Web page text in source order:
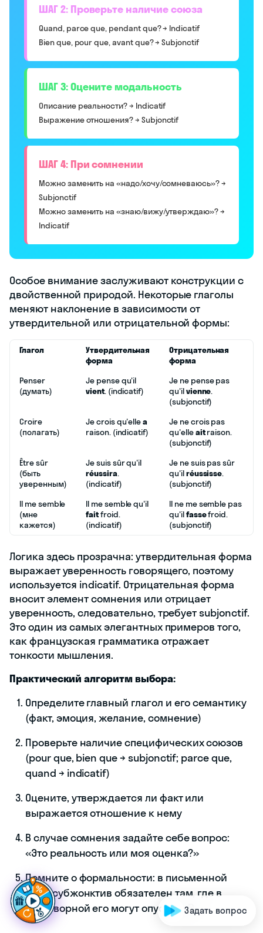
ШАГ 2: Проверьте наличие союза
Quand, parce que, pendant que? → Indicatif
Bien que, pour que, avant que? → Subjonctif
ШАГ 3: Оцените модальность
Описание реальности? → Indicatif
Выражение отношения? → Subjonctif
ШАГ 4: При сомнении
Можно заменить на «надо/хочу/сомневаюсь»? →
Subjonctif
Можно заменить на «знаю/вижу/утверждаю»? →
Indicatif
Особое внимание заслуживают конструкции с
двойственной природой. Некоторые глаголы
меняют наклонение в зависимости от
утвердительной или отрицательной формы:
Глагол
Утвердительная
форма
Отрицательная
форма
Penser
(думать)
Je pense qu'il
vient. (indicatif)
Je ne pense pas
qu'ilvienne.
(subjonctif)
Croire
(полагать)
Je crois qu'ellea
raison. (indicatif)
Je ne crois pas
qu'elleaitraison.
(subjonctif)
Être sûr
(быть
уверенным)
Je suis sûr qu'il
réussira.
(indicatif)
Je ne suis pas sûr
qu'ilréussisse.
(subjonctif)
Il me semble
(мне
кажется)
Il me semble qu'il
faitfroid.
(indicatif)
Il ne me semble pas
qu'ilfassefroid.
(subjonctif)
Логика здесь прозрачна: утвердительная форма
выражает уверенность говорящего, поэтому
используется indicatif. Отрицательная форма
вносит элемент сомнения или отрицает
уверенность, следовательно, требует subjonctif.
Это один из самых элегантных примеров того,
как французская грамматика отражает
тонкости мышления.
Практический алгоритм выбора:
Определите главный глагол и его семантику
(факт, эмоция, желание, сомнение)
Проверьте наличие специфических союзов
(pour que, bien que → subjonctif; parce que,
quand → indicatif)
Оцените, утверждается ли факт или
выражается отношение к нему
В случае сомнения задайте себе вопрос:
«Это реальность или моя оценка?»
Помните о формальности: в письменной
речи субжонктив обязателен там, где в
разговорной его могут опустить 📝
Готов ы пр одвиг атьсяво
Задать вопрос